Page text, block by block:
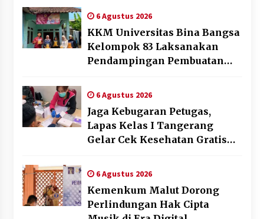
6 Agustus 2026
KKM Universitas Bina Bangsa
Kelompok 83 Laksanakan
Pendampingan Pembuatan
Memperkuat Pemasaran
UMKM di Desa Cempaka
6 Agustus 2026
Jaga Kebugaran Petugas,
Lapas Kelas I Tangerang
Gelar Cek Kesehatan Gratis
6 Agustus 2026
Kemenkum Malut Dorong
Perlindungan Hak Cipta